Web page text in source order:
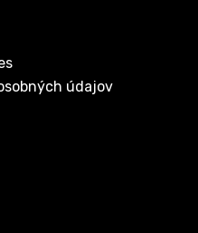
údajov